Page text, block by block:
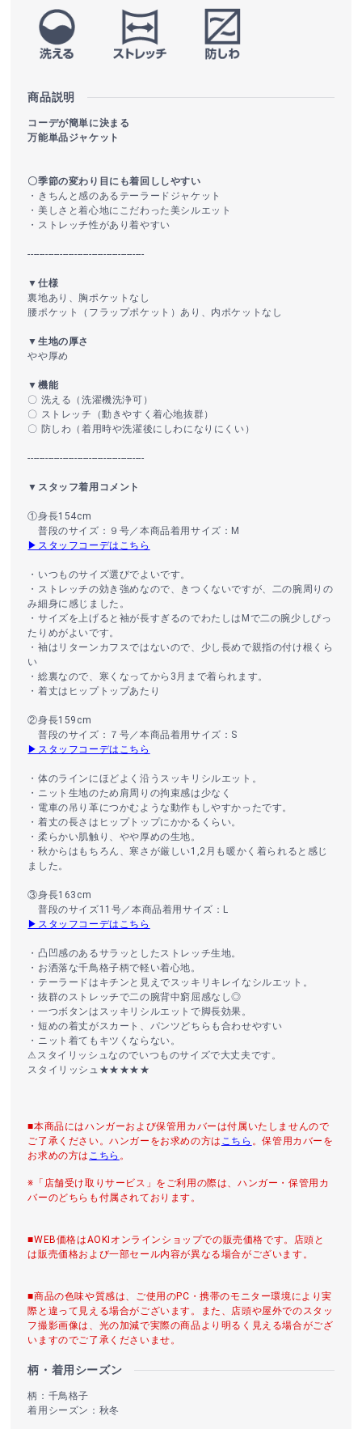
商品説明
コーデが簡単に決まる
万能単品ジャケット
〇季節の変わり目にも着回ししやすい
・きちんと感のあるテーラードジャケット
・美しさと着心地にこだわった美シルエット
・ストレッチ性があり着やすい
----------------------------------------
▼仕様
裏地あり、胸ポケットなし
腰ポケット（フラップポケット）あり、内ポケットなし
▼生地の厚さ
やや厚め
▼機能
〇 洗える（洗濯機洗浄可）
〇 ストレッチ（動きやすく着心地抜群）
〇 防しわ（着用時や洗濯後にしわになりにくい）
----------------------------------------
▼スタッフ着用コメント
①身長154cm
普段のサイズ：９号／本商品着用サイズ：M
▶スタッフコーデはこちら
・いつものサイズ選びでよいです。
・ストレッチの効き強めなので、きつくないですが、二の腕周りの
み細身に感じました。
・サイズを上げると袖が長すぎるのでわたしはMで二の腕少しぴっ
たりめがよいです。
・袖はリターンカフスではないので、少し長めで親指の付け根くら
い
・総裏なので、寒くなってから3月まで着られます。
・着丈はヒップトップあたり
②身長159cm
普段のサイズ：７号／本商品着用サイズ：S
▶スタッフコーデはこちら
・体のラインにほどよく沿うスッキリシルエット。
・ニット生地のため肩周りの拘束感は少なく
・電車の吊り革につかむような動作もしやすかったです。
・着丈の長さはヒップトップにかかるくらい。
・柔らかい肌触り、やや厚めの生地。
・秋からはもちろん、寒さが厳しい1,2月も暖かく着られると感じ
ました。
③身長163cm
普段のサイズ11号／本商品着用サイズ：L
▶スタッフコーデはこちら
・凸凹感のあるサラッとしたストレッチ生地。
・お洒落な千鳥格子柄で軽い着心地。
・テーラードはキチンと見えでスッキリキレイなシルエット。
・抜群のストレッチで二の腕背中窮屈感なし◎
・一つボタンはスッキリシルエットで脚長効果。
・短めの着丈がスカート、パンツどちらも合わせやすい
・ニット着てもキツくならない。
⚠︎スタイリッシュなのでいつものサイズで大丈夫です。
スタイリッシュ★★★★★
■本商品にはハンガーおよび保管用カバーは付属いたしませんので
ご了承ください。ハンガーをお求めの方は こちら 。保管用カバーを
お求めの方は こちら 。
※「店舗受け取りサービス」をご利用の際は、ハンガー・保管用カ
バーのどちらも付属されております。
■WEB価格はAOKIオンラインショップでの販売価格です。店頭と
は販売価格および一部セール内容が異なる場合がございます。
■商品の色味や質感は、ご使用のPC・携帯のモニター環境により実
際と違って見える場合がございます。また、店頭や屋外でのスタッ
フ撮影画像は、光の加減で実際の商品より明るく見える場合がござ
いますのでご了承くださいませ。
柄・着用シーズン
柄：千鳥格子
着用シーズン：秋冬